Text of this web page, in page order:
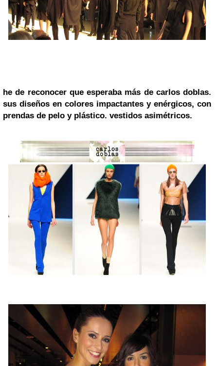
he de reconocer que esperaba más de carlos doblas.
sus diseños en colores impactantes y enérgicos, con
prendas de pelo y plástico. vestidos asimétricos.